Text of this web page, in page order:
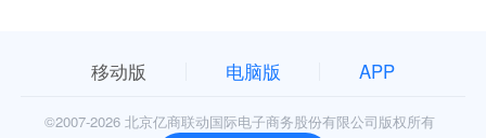
移动版 电脑版 APP
©2007-2026 北京亿商联动国际电子商务股份有限公司版权所有